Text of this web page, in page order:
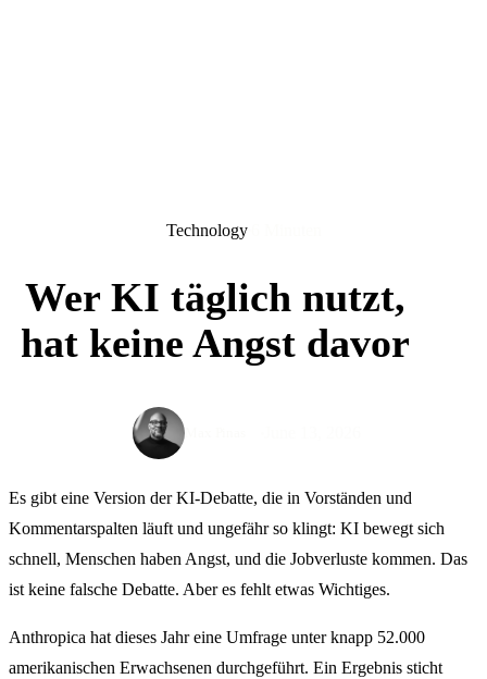
Technology
Wer KI täglich nutzt,
hat keine Angst davor
Max Pinas
Es gibt eine Version der KI-Debatte, die in Vorständen und
Kommentarspalten läuft und ungefähr so klingt: KI bewegt sich
schnell, Menschen haben Angst, und die Jobverluste kommen. Das
ist keine falsche Debatte. Aber es fehlt etwas Wichtiges.
Anthropica hat dieses Jahr eine Umfrage unter knapp 52.000
amerikanischen Erwachsenen durchgeführt. Ein Ergebnis sticht